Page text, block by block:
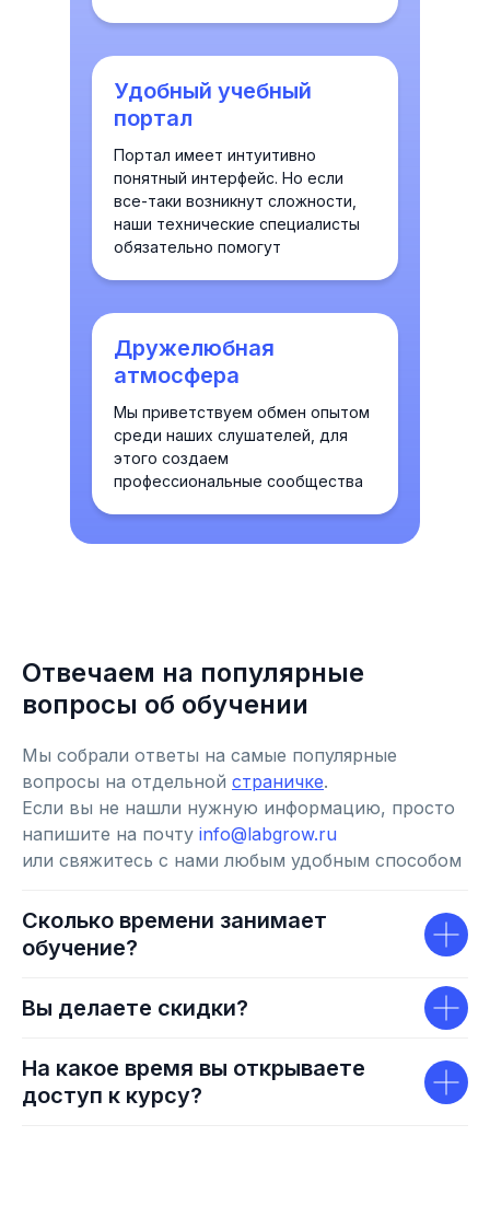
Мы приветствуем обмен опытом
среди наших слушателей, для
этого создаем
профессиональные сообщества
Дружелюбная
атмосфера
Портал имеет интуитивно
понятный интерфейс. Но если
все-таки возникнут сложности,
наши технические специалисты
обязательно помогут
Удобный учебный
портал
Отвечаем на популярные
вопросы об обучении
Мы собрали ответы на самые популярные
вопросы на отдельной страничке.
Если вы не нашли нужную информацию, просто
напишите на почту info@labgrow.ru
или свяжитесь с нами любым удобным способом
Сколько времени занимает
обучение?
Вы делаете скидки?
На какое время вы открываете
доступ к курсу?